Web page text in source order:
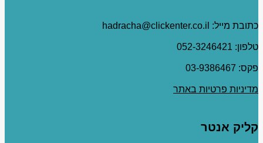
כתובת מייל: hadracha@clickenter.co.il
טלפון: 052-3246421
פקס: 03-9386467
מדיניות פרטיות באתר
קליק אנטר